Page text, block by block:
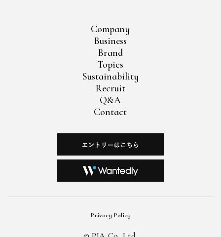
Company
Business
Brand
Topics
Sustainability
Recruit
Q&A
Contact
Privacy Policy